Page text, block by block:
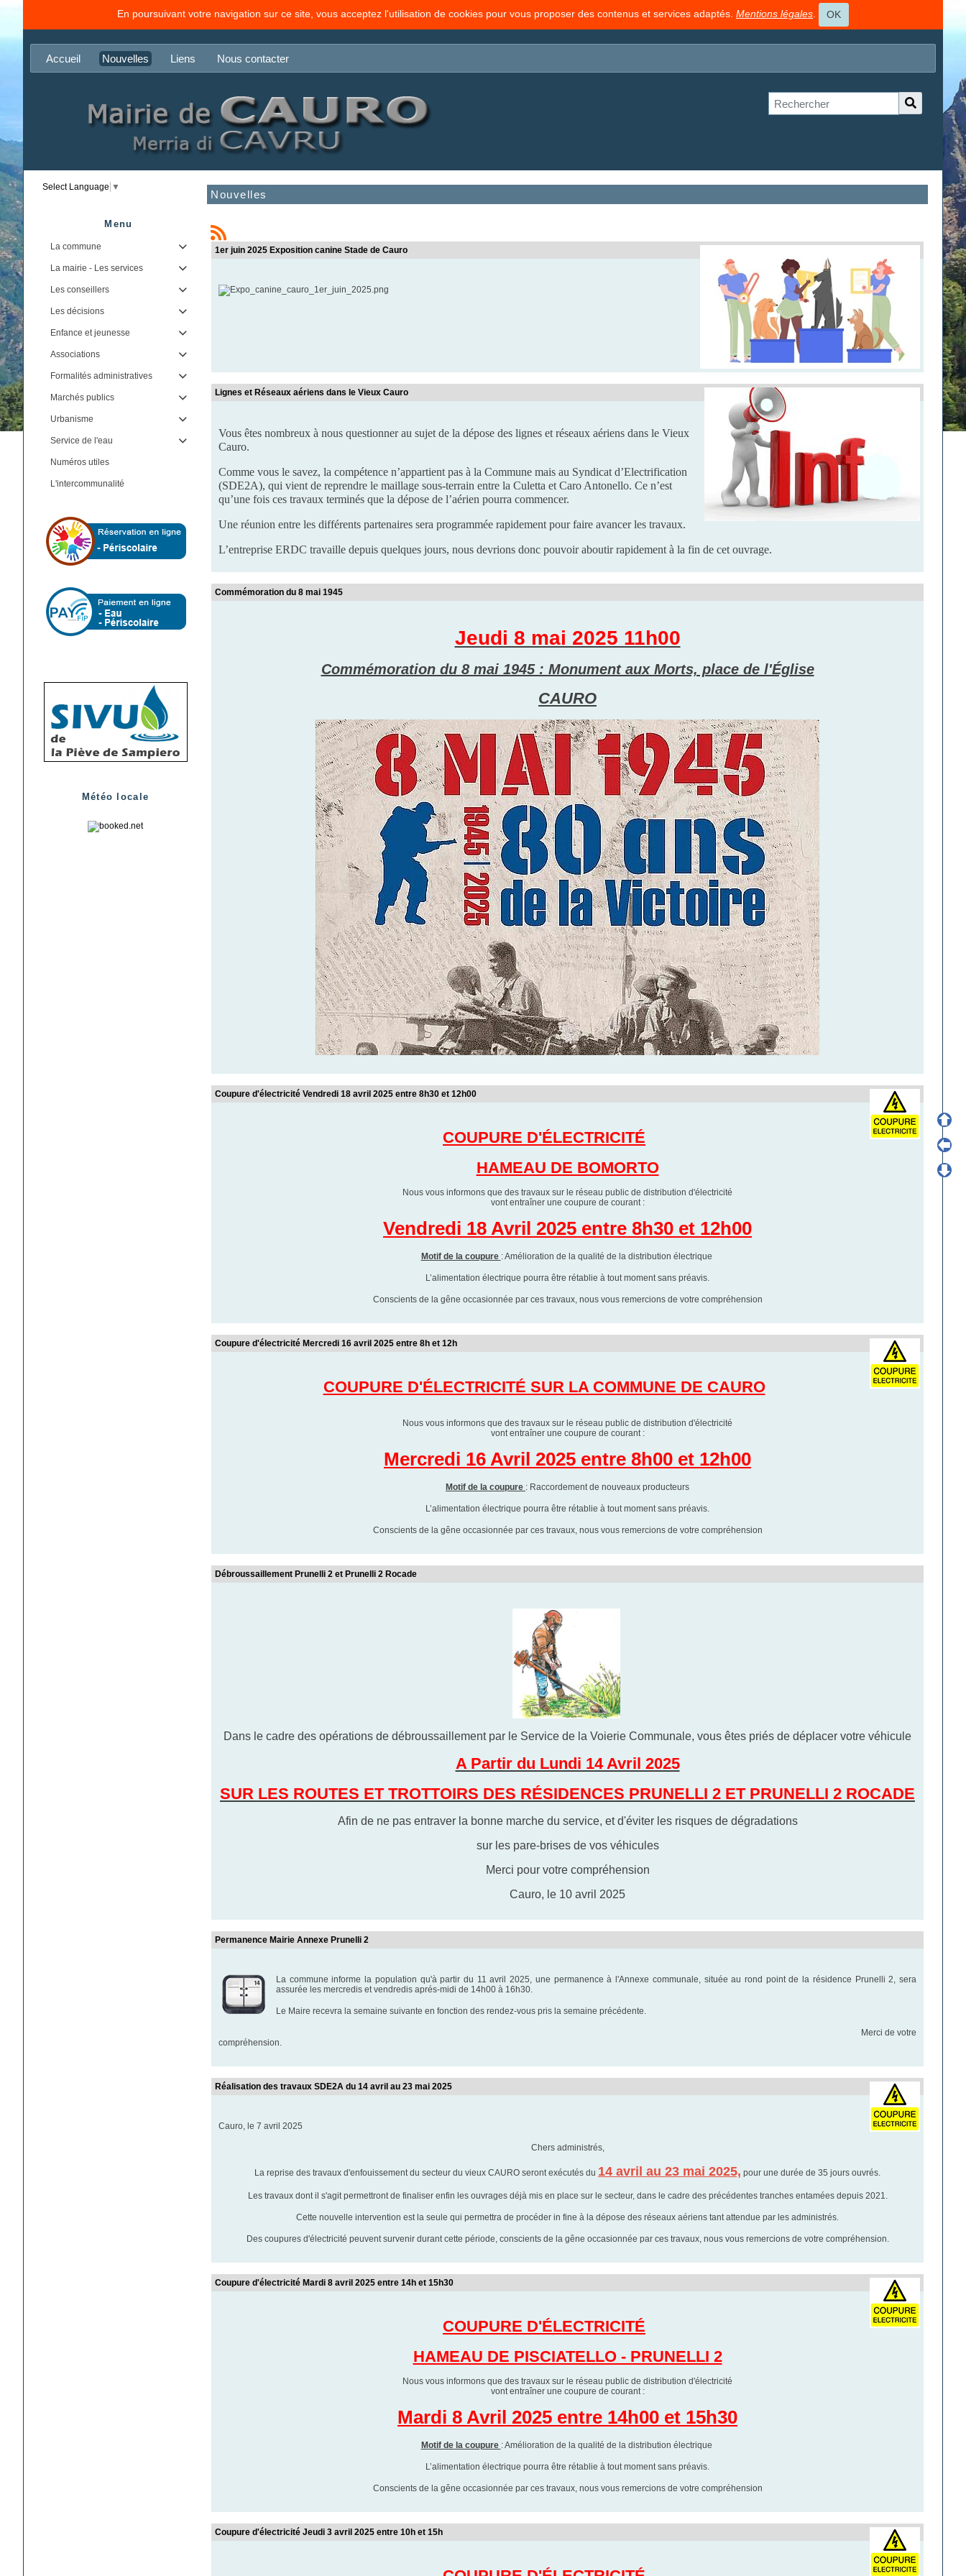
En poursuivant votre navigation sur ce site, vous acceptez l'utilisation de cookies pour vous proposer des contenus et services adaptés. Mentions légales. OK
Accueil Nouvelles Liens Nous contacter
Select Language ▼
Menu
La commune 
La mairie - Les services 
Les conseillers 
Les décisions 
Enfance et jeunesse 
Associations 
Formalités administratives 
Marchés publics 
Urbanisme 
Service de l'eau 
Numéros utiles
L'intercommunalité
Météo locale
Nouvelles
1er juin 2025 Exposition canine Stade de Cauro
Lignes et Réseaux aériens dans le Vieux Cauro
Vous êtes nombreux à nous questionner au sujet de la dépose des lignes et réseaux aériens dans le Vieux
Cauro.
Comme vous le savez, la compétence n’appartient pas à la Commune mais au Syndicat d’Electrification
(SDE2A), qui vient de reprendre le maillage sous-terrain entre la Culetta et Caro Antonello. Ce n’est
qu’une fois ces travaux terminés que la dépose de l’aérien pourra commencer.
Une réunion entre les différents partenaires sera programmée rapidement pour faire avancer les travaux.
L’entreprise ERDC travaille depuis quelques jours, nous devrions donc pouvoir aboutir rapidement à la fin de cet ouvrage.
Commémoration du 8 mai 1945
Jeudi 8 mai 2025 11h00
Commémoration du 8 mai 1945 : Monument aux Morts, place de l'Église
CAURO
Coupure d'électricité Vendredi 18 avril 2025 entre 8h30 et 12h00
COUPURE D'ÉLECTRICITÉ
HAMEAU DE BOMORTO
Nous vous informons que des travaux sur le réseau public de distribution d'électricité
vont entraîner une coupure de courant :
Vendredi 18 Avril 2025 entre 8h30 et 12h00
Motif de la coupure : Amélioration de la qualité de la distribution électrique
L’alimentation électrique pourra être rétablie à tout moment sans préavis.
Conscients de la gêne occasionnée par ces travaux, nous vous remercions de votre compréhension
Coupure d'électricité Mercredi 16 avril 2025 entre 8h et 12h
COUPURE D'ÉLECTRICITÉ SUR LA COMMUNE DE CAURO
Nous vous informons que des travaux sur le réseau public de distribution d'électricité
vont entraîner une coupure de courant :
Mercredi 16 Avril 2025 entre 8h00 et 12h00
Motif de la coupure : Raccordement de nouveaux producteurs
L’alimentation électrique pourra être rétablie à tout moment sans préavis.
Conscients de la gêne occasionnée par ces travaux, nous vous remercions de votre compréhension
Débroussaillement Prunelli 2 et Prunelli 2 Rocade
Dans le cadre des opérations de débroussaillement par le Service de la Voierie Communale, vous êtes priés de déplacer votre véhicule
A Partir du Lundi 14 Avril 2025
SUR LES ROUTES ET TROTTOIRS DES RÉSIDENCES PRUNELLI 2 ET PRUNELLI 2 ROCADE
Afin de ne pas entraver la bonne marche du service, et d'éviter les risques de dégradations
sur les pare-brises de vos véhicules
Merci pour votre compréhension
Cauro, le 10 avril 2025
Permanence Mairie Annexe Prunelli 2
La commune informe la population qu'à partir du 11 avril 2025, une permanence à l'Annexe communale, située au rond point de la résidence Prunelli 2, sera
assurée les mercredis et vendredis aprés-midi de 14h00 à 16h30.
Le Maire recevra la semaine suivante en fonction des rendez-vous pris la semaine précédente.
Merci de votre
compréhension.
Réalisation des travaux SDE2A du 14 avril au 23 mai 2025
Cauro, le 7 avril 2025
Chers administrés,
La reprise des travaux d'enfouissement du secteur du vieux CAURO seront exécutés du 14 avril au 23 mai 2025, pour une durée de 35 jours ouvrés.
Les travaux dont il s'agit permettront de finaliser enfin les ouvrages déjà mis en place sur le secteur, dans le cadre des précédentes tranches entamées depuis 2021.
Cette nouvelle intervention est la seule qui permettra de procéder in fine à la dépose des réseaux aériens tant attendue par les administrés.
Des coupures d'électricité peuvent survenir durant cette période, conscients de la gêne occasionnée par ces travaux, nous vous remercions de votre compréhension.
Coupure d'électricité Mardi 8 avril 2025 entre 14h et 15h30
COUPURE D'ÉLECTRICITÉ
HAMEAU DE PISCIATELLO - PRUNELLI 2
Nous vous informons que des travaux sur le réseau public de distribution d'électricité
vont entraîner une coupure de courant :
Mardi 8 Avril 2025 entre 14h00 et 15h30
Motif de la coupure : Amélioration de la qualité de la distribution électrique
L’alimentation électrique pourra être rétablie à tout moment sans préavis.
Conscients de la gêne occasionnée par ces travaux, nous vous remercions de votre compréhension
Coupure d'électricité Jeudi 3 avril 2025 entre 10h et 15h